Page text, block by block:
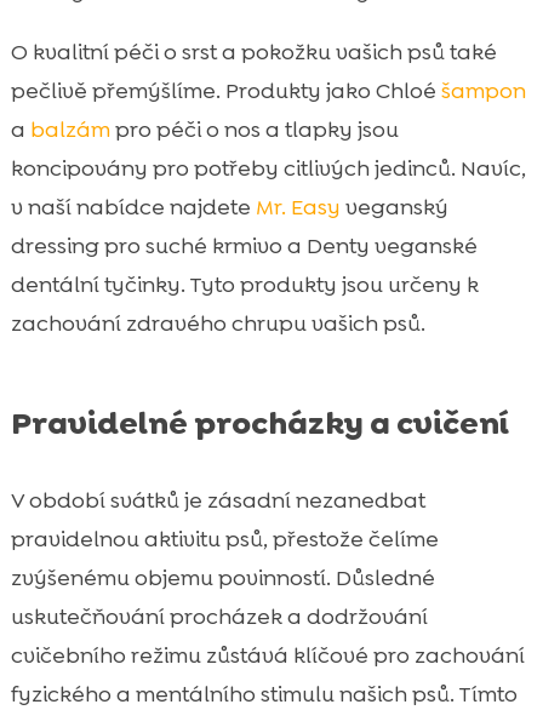
O kvalitní péči o srst a pokožku vašich psů také
pečlivě přemýšlíme. Produkty jako Chloé šampon
a balzámpro péči o nos a tlapky jsou
koncipovány pro potřeby citlivých jedinců. Navíc,
v naší nabídce najdete Mr. Easy veganský
dressing pro suché krmivo a Denty veganské
dentální tyčinky. Tyto produkty jsou určeny k
zachování zdravého chrupu vašich psů.
Pravidelné procházky a cvičení
V období svátků je zásadní nezanedbat
pravidelnou aktivitu psů, přestože čelíme
zvýšenému objemu povinností. Důsledné
uskutečňování procházek a dodržování
cvičebního režimu zůstává klíčové pro zachování
fyzického a mentálního stimulu našich psů. Tímto